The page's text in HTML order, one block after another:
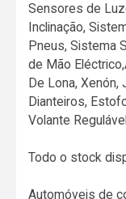
Sensores de
Inclinação,
Pneus, Sistema
de Mão
De Lona,
Dianteiros,
Volante
Todo o stock
Automóveis de